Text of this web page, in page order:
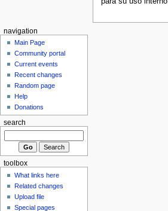
navigation
Main Page
Community portal
Current events
Recent changes
Random page
Help
Donations
search
toolbox
What links here
Related changes
Upload file
Special pages